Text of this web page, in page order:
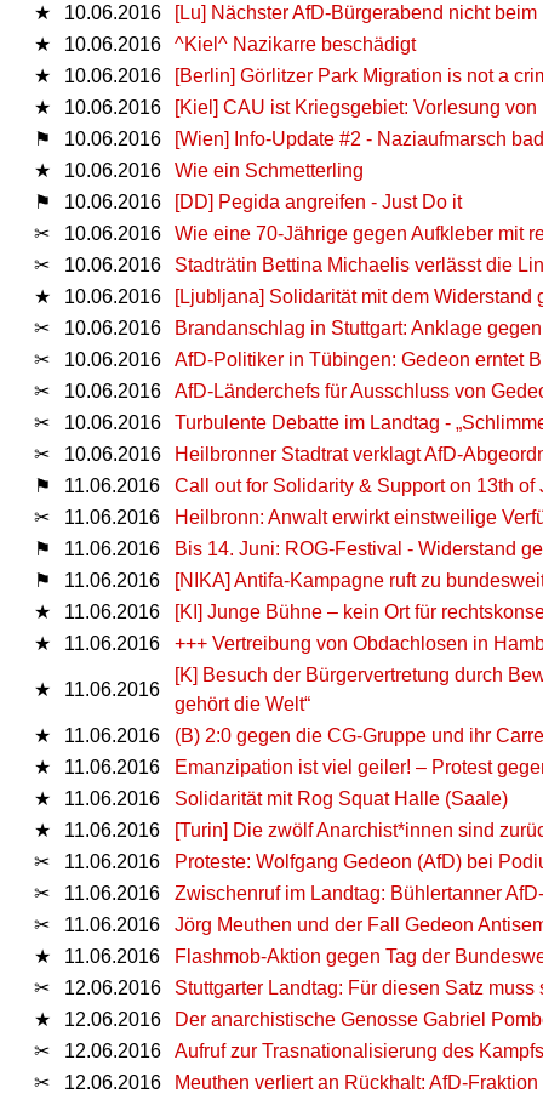
★
10.06.2016
[Lu] Nächster AfD-Bürgerabend nicht
★
10.06.2016
^Kiel^ Nazikarre beschädigt
★
10.06.2016
[Berlin] Görlitzer Park Migration is not a
★
10.06.2016
[Kiel] CAU ist Kriegsgebiet: Vorlesung
⚑
10.06.2016
[Wien] Info-Update #2 - Naziaufmarsch
★
10.06.2016
Wie ein Schmetterling
⚑
10.06.2016
[DD] Pegida angreifen - Just Do it
✂
10.06.2016
Wie eine 70-Jährige gegen Aufkleber mit
✂
10.06.2016
Stadträtin Bettina Michaelis verlässt die
★
10.06.2016
[Ljubljana] Solidarität mit dem
✂
10.06.2016
Brandanschlag in Stuttgart: Anklage
✂
10.06.2016
AfD-Politiker in Tübingen: Gedeon erntet
✂
10.06.2016
AfD-Länderchefs für Ausschluss von
✂
10.06.2016
Turbulente Debatte im Landtag -
✂
10.06.2016
Heilbronner Stadtrat verklagt AfD-
⚑
11.06.2016
Call out for Solidarity & Support on 13th of
✂
11.06.2016
Heilbronn: Anwalt erwirkt einstweilige
⚑
11.06.2016
Bis 14. Juni: ROG-Festival - Widerstand
⚑
11.06.2016
[NIKA] Antifa-Kampagne ruft zu
★
11.06.2016
[KI] Junge Bühne – kein Ort für
★
11.06.2016 +++ Vertreibung von Obdachlosen in
★ 11.06.2016
[K] Besuch der Bürgervertretung durch
gehört die Welt“
★
11.06.2016
(B) 2:0 gegen die CG-Gruppe und ihr
★
11.06.2016
Emanzipation ist viel geiler! – Protest
★
11.06.2016
Solidarität mit Rog Squat Halle (Saale)
★
11.06.2016
[Turin] Die zwölf Anarchist*innen sind
✂
11.06.2016
Proteste: Wolfgang Gedeon (AfD) bei
✂
11.06.2016
Zwischenruf im Landtag: Bühlertanner
✂
11.06.2016
Jörg Meuthen und der Fall Gedeon
★
11.06.2016
Flashmob-Aktion gegen Tag der
✂
12.06.2016
Stuttgarter Landtag: Für diesen Satz
★
12.06.2016
Der anarchistische Genosse Gabriel
✂
12.06.2016
Aufruf zur Trasnationalisierung des
✂
12.06.2016
Meuthen verliert an Rückhalt: AfD-